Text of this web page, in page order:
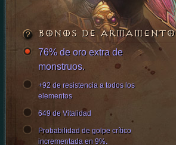
BONOS DE ARMAMENTO
76% de oro extra de
monstruos.
+92 de resistencia a todos los
elementos
649 de Vitalidad
Probabilidad de golpe crítico
incrementada en 9%.